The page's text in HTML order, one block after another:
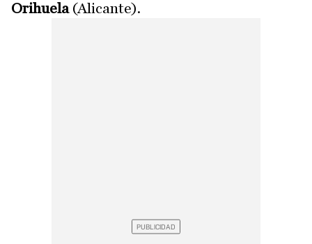
Orihuela (Alicante).